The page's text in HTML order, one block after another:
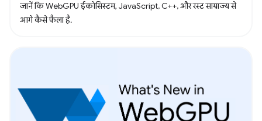
जानें कि WebGPU ईकोसिस्टम, JavaScript, C++, और रस्ट साम्राज्य से
आगे कैसे फैला है.